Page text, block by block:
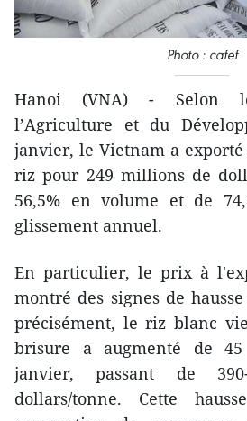
Photo : cafef
Hanoi (VNA) - Selon
l’Agriculture et du
janvier, le Vietnam a exporté
riz pour 249 millions de
56,5% en volume et de
glissement annuel.
En particulier, le prix à
montré des signes de
précisément, le riz blanc
brisure a augmenté de
janvier, passant de
dollars/tonne. Cette